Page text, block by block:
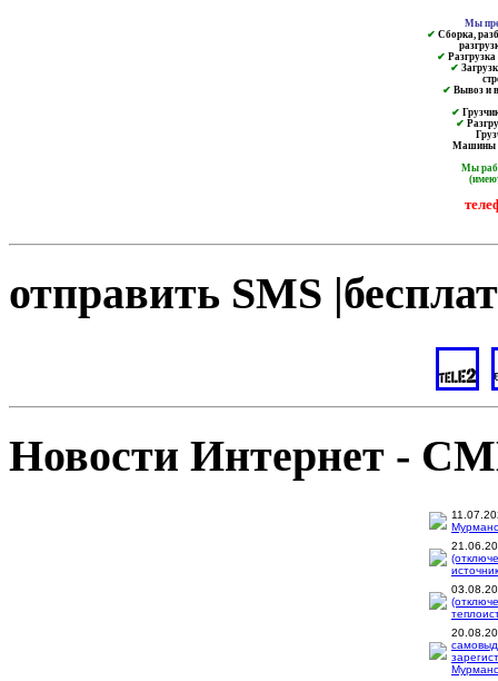
Мы
✔ Сборка,
✔ Разгрузка
✔
✔ Вывоз и
✔
✔
Машины
Мы
отправить SMS
Новости Интернет -